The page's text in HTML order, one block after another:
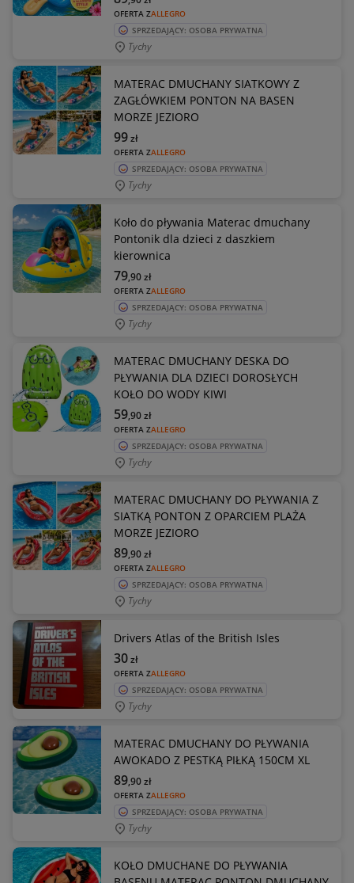
OFERTA ZALLEGRO
SPRZEDAJĄCY: OSOBA PRYWATNA
Tychy
MATERAC DMUCHANY SIATKOWY Z
ZAGŁÓWKIEM PONTON NA BASEN
MORZE JEZIORO
OFERTA ZALLEGRO
99zł
SPRZEDAJĄCY: OSOBA PRYWATNA
Tychy
Koło do pływania Materac dmuchany
Pontonik dla dzieci z daszkiem
kierownica
OFERTA ZALLEGRO
79,90zł
SPRZEDAJĄCY: OSOBA PRYWATNA
Tychy
MATERAC DMUCHANY DESKA DO
PŁYWANIA DLA DZIECI DOROSŁYCH
KOŁO DO WODY KIWI
OFERTA ZALLEGRO
59,90zł
SPRZEDAJĄCY: OSOBA PRYWATNA
Tychy
MATERAC DMUCHANY DO PŁYWANIA Z
SIATKĄ PONTON Z OPARCIEM PLAŻA
MORZE JEZIORO
OFERTA ZALLEGRO
89,90zł
SPRZEDAJĄCY: OSOBA PRYWATNA
Tychy
Drivers Atlas of the British Isles
OFERTA ZALLEGRO
30zł
SPRZEDAJĄCY: OSOBA PRYWATNA
Tychy
MATERAC DMUCHANY DO PŁYWANIA
AWOKADO Z PESTKĄ PIŁKĄ 150CM XL
OFERTA ZALLEGRO
89,90zł
SPRZEDAJĄCY: OSOBA PRYWATNA
Tychy
KOŁO DMUCHANE DO PŁYWANIA